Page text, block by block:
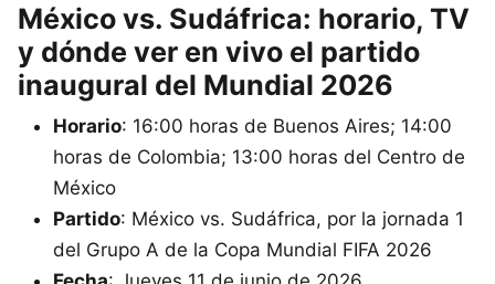
México vs. Sudáfrica: horario, TV
y dónde ver en vivo el partido
inaugural del Mundial 2026
Horario: 16:00 horas de Buenos Aires; 14:00
horas de Colombia; 13:00 horas del Centro de
México
Partido: México vs. Sudáfrica, por la jornada 1
del Grupo A de la Copa Mundial FIFA 2026